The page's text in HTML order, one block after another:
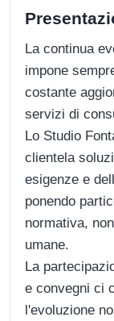
La continua
impone
costante
servizi di
Lo Studio
clientela
esigenze e
ponendo
normativa,
umane.
La
e convegni ci
l'evoluzione